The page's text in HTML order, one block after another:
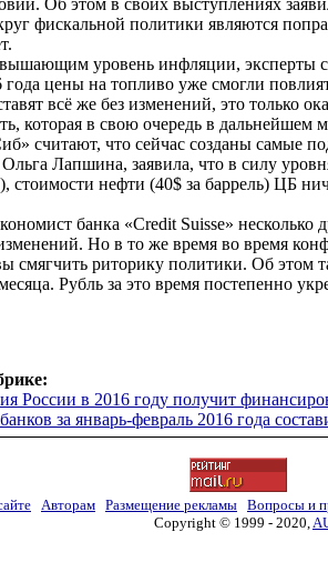
фискальной политики являются
уровень инфляции, эксперты
года цены на топливо уже смогли
всё же без изменений, это только
которая в свою очередь в
считают, что сейчас созданы самые
Ольга Лапшина, заявила, что в силу
стоимости нефти (40$ за баррель) ЦБ
банка «Credit Suisse» несколько
Но в то же время во время
смягчить риторику политики. Об этом
Рубль за это время постепенно
России в 2016 году получит
за январь-февраль 2016 года
Авторам Размещение рекламы Вопросы и
Copyright © 1999 - 2020,